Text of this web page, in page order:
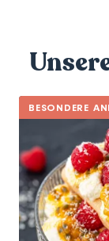
BESONDERE